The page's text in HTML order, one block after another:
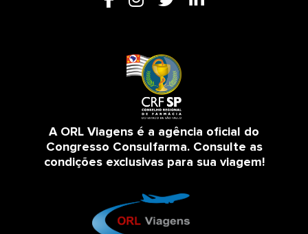
A ORL Viagens é a agência oficial do
Congresso Consulfarma. Consulte as
condições exclusivas para sua viagem!